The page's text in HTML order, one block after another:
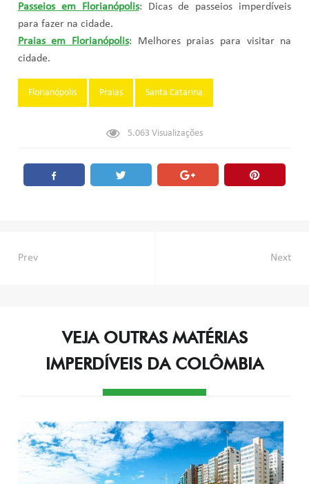
Passeios em Florianópolis: Dicas de passeios imperdíveis
para fazer na cidade.
Praias em Florianópolis: Melhores praias para visitar na
cidade.
Tags:
Florianópolis Praias Santa Catarina
5.063 Visualizações
Navegação
Prev Next
VEJA OUTRAS MATÉRIAS
IMPERDÍVEIS DA COLÔMBIA